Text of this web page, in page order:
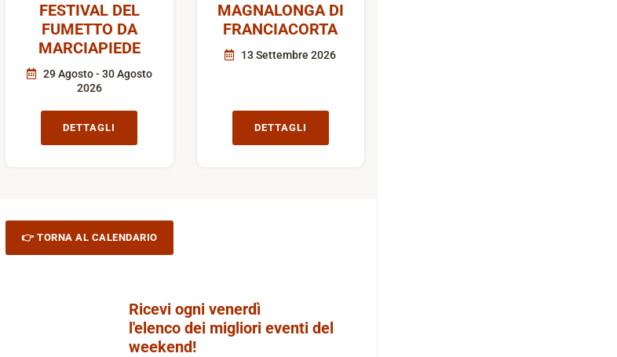
FESTIVAL DEL
FUMETTO DA
MARCIAPIEDE
29 Agosto - 30 Agosto
2026
DETTAGLI
MAGNALONGA DI
FRANCIACORTA
13 Settembre 2026
DETTAGLI
👉 TORNA AL CALENDARIO
Ricevi ogni venerdì
l'elenco dei migliori eventi del
weekend!